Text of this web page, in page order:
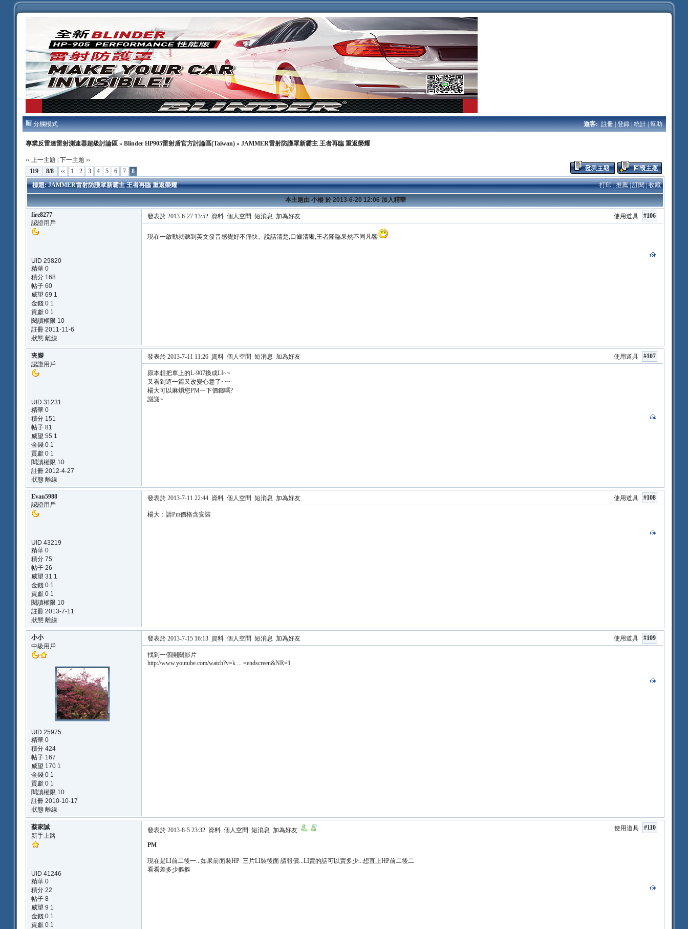
分欄模式 遊客:註冊|登錄|統計|幫助
專業反雷達雷射測速器超級討論區» Blinder HP905雷射盾官方討論區(Taiwan)» JAMMER雷射防護罩新霸主 王者再臨 重返榮耀
‹‹ 上一主題
下一主題 ››
119
8/8 ‹‹ 1 2 3 4 5 6 7
8
打印|推薦|訂閱|收藏
標題: JAMMER雷射防護罩新霸主 王者再臨 重返榮耀
本主題由 小楊 於 2013-6-20 12:06 加入精華
fire8277
認證用戶
UID 29820
精華 0
積分 168
帖子 60
威望 69 1
金錢 0 1
貢獻 0 1
閱讀權限 10
註冊 2011-11-6
狀態 離線
#106
使用道具
發表於 2013-6-27 13:52 資料 個人空間 短消息 加為好友
現在一啟動就聽到英文發音感覺好不痛快。說話清楚,口齒清晰,王者降臨果然不同凡響
夾腳
認證用戶
UID 31231
精華 0
積分 151
帖子 81
威望 55 1
金錢 0 1
貢獻 0 1
閱讀權限 10
註冊 2012-4-27
狀態 離線
#107
使用道具
發表於 2013-7-11 11:26 資料 個人空間 短消息 加為好友
原本想把車上的L-907換成LI~~
又看到這一篇又改變心意了~~~
楊大可以麻煩您PM一下價錢嗎?
謝謝~
Evan5988
認證用戶
UID 43219
精華 0
積分 75
帖子 26
威望 31 1
金錢 0 1
貢獻 0 1
閱讀權限 10
註冊 2013-7-11
狀態 離線
#108
使用道具
發表於 2013-7-11 22:44 資料 個人空間 短消息 加為好友
楊大：請Pm價格含安裝
小小
中級用戶
UID 25975
精華 0
積分 424
帖子 167
威望 170 1
金錢 0 1
貢獻 0 1
閱讀權限 10
註冊 2010-10-17
狀態 離線
#109
使用道具
發表於 2013-7-15 16:13 資料 個人空間 短消息 加為好友
找到一個開關影片
http://www.youtube.com/watch?v=k ... =endscreen&NR=1
蔡家誠
新手上路
UID 41246
精華 0
積分 22
帖子 8
威望 9 1
金錢 0 1
貢獻 0 1
#110
使用道具
發表於 2013-8-5 23:32 資料 個人空間 短消息 加為好友
PM
現在是LI前二後一...如果前面裝HP 三片LI裝後面 請報價...LI賣的話可以賣多少...想直上HP前二後二
看看差多少摳摳